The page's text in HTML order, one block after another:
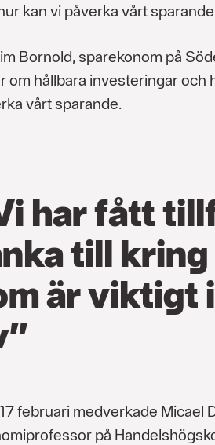
kan vi påverka vårt
Bornold, sparekonom på
om hållbara investeringar och
vårt sparande.
har fått
till kring
är viktigt
februari medverkade Micael
på